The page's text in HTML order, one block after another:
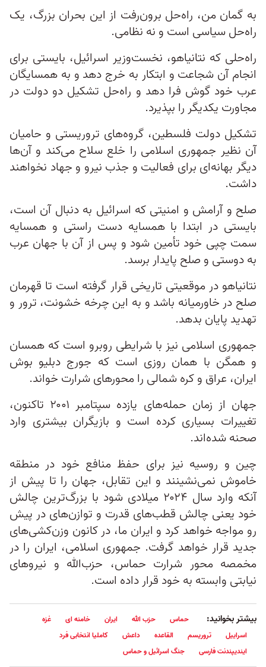
به گمان من، راه‌حل برون‌رفت از این بحران بزرگ، یک
راه‌حل سیاسی است و نه نظامی.
راه‌حلی که نتانیاهو، نخست‌وزیر اسرائیل، بایستی برای
انجام آن شجاعت و ابتکار به خرج دهد و به همسایگان
عرب خود گوش فرا دهد و راه‌حل تشکیل دو دولت در
مجاورت یکدیگر را بپذیرد.
تشکیل دولت فلسطین، گروه‌های تروریستی و حامیان
آن نظیر جمهوری اسلامی را خلع سلاح می‌کند و آن‌ها
دیگر بهانه‌ای برای فعالیت و جذب نیرو و جهاد نخواهند
داشت.
صلح و آرامش و امنیتی که اسرائیل به دنبال آن است،
بایستی در ابتدا با همسایه دست راستی و همسایه
سمت چپی خود تأمین شود و پس از‌ آن با جهان عرب
به دوستی و صلح پایدار برسد.
نتانیاهو در موقعیتی تاریخی قرار گرفته است تا قهرمان
صلح در خاورمیانه باشد و به این چرخه خشونت، ترور و
تهدید پایان بدهد.
جمهوری اسلامی نیز با شرایطی روبرو است که همسان
و همگن با همان روزی است که جورج دبلیو بوش
ایران، عراق و کره شمالی را محورهای شرارت خواند.
جهان از زمان حمله‌های یازده سپتامبر ۲۰۰۱ تاکنون،
تغییرات بسیاری کرده است و بازیگران بیشتری وارد
صحنه شده‌اند.
چین و روسیه نیز برای حفظ منافع خود در منطقه
خاموش نمی‌نشینند و این تقابل، جهان را تا پیش از
آنکه وارد سال ۲۰۲۴ میلادی شود با بزرگ‌ترین چالش
خود یعنی چالش قطب‌های قدرت و توازن‌های در پیش
رو مواجه خواهد کرد و ایران ما، در کانون وزن‌کشی‌های
جدید قرار خواهد گرفت. جمهوری اسلامی، ایران را در
مخمصه محور شرارت حماس، حزب‌الله و نیروهای
نیابتی وابسته به خود قرار داده است.
بیشتر بخوانید: حماس حزب الله ایران خامنه ای
غزه
اسراییل
تروریسم القاعده داعش
کاملیا انتخابی فرد
ایندیپندنت فارسی
جنگ اسرائیل و حماس